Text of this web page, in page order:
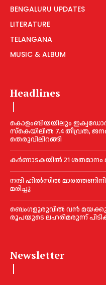
BENGALURU UPDATES
LITERATURE
TELANGANA
MUSIC & ALBUM
Headlines
കൊളംബിയയിലും
സ്‌കെയിലില്‍ 7.4 തീവ്രത,
തെരുവിലിറങ്ങി
കർണാടകയിൽ 21
നന്ദി ഹിൽസിൽ
മരിച്ചു
ബെംഗളൂരുവിൽ വന്‍
രൂപയുടെ ലഹരിമരുന്ന്
Newsletter